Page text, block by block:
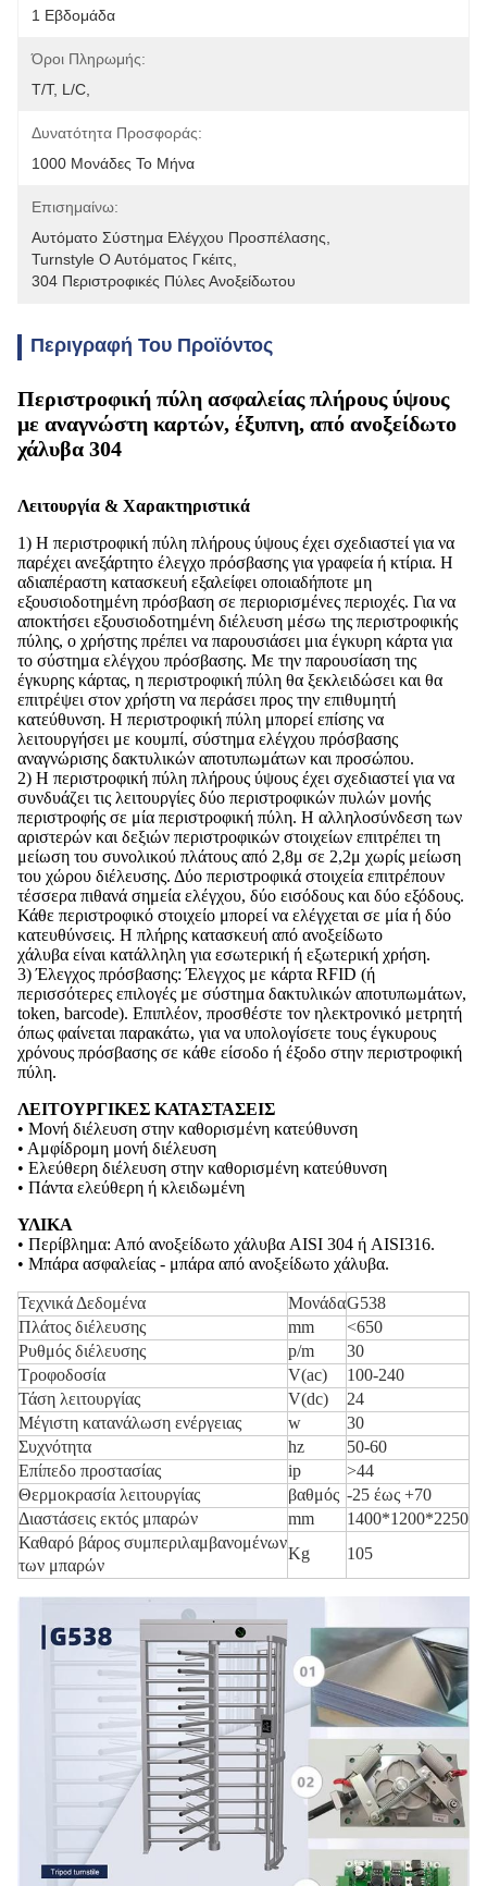
1 Εβδομάδα
Όροι Πληρωμής:
T/T, L/C,
Δυνατότητα Προσφοράς:
1000 Μονάδες Το Μήνα
Επισημαίνω:
Αυτόματο Σύστημα Ελέγχου Προσπέλασης
Turnstyle Ο Αυτόματος Γκέιτς
304 Περιστροφικές Πύλες Ανοξείδωτου
Περιγραφή Του Προϊόντος
Περιστροφική πύλη ασφαλείας πλήρους ύψους
με αναγνώστη καρτών, έξυπνη, από ανοξείδωτο
χάλυβα 304
Λειτουργία & Χαρακτηριστικά
1) Η περιστροφική πύλη πλήρους ύψους έχει σχεδιαστεί για να
παρέχει ανεξάρτητο έλεγχο πρόσβασης για γραφεία ή κτίρια. Η
αδιαπέραστη κατασκευή εξαλείφει οποιαδήποτε μη
εξουσιοδοτημένη πρόσβαση σε περιορισμένες περιοχές. Για να
αποκτήσει εξουσιοδοτημένη διέλευση μέσω της περιστροφικής
πύλης, ο χρήστης πρέπει να παρουσιάσει μια έγκυρη κάρτα για
το σύστημα ελέγχου πρόσβασης. Με την παρουσίαση της
έγκυρης κάρτας, η περιστροφική πύλη θα ξεκλειδώσει και θα
επιτρέψει στον χρήστη να περάσει προς την επιθυμητή
κατεύθυνση. Η περιστροφική πύλη μπορεί επίσης να
λειτουργήσει με κουμπί, σύστημα ελέγχου πρόσβασης
αναγνώρισης δακτυλικών αποτυπωμάτων και προσώπου.
2) Η περιστροφική πύλη πλήρους ύψους έχει σχεδιαστεί για να
συνδυάζει τις λειτουργίες δύο περιστροφικών πυλών μονής
περιστροφής σε μία περιστροφική πύλη. Η αλληλοσύνδεση των
αριστερών και δεξιών περιστροφικών στοιχείων επιτρέπει τη
μείωση του συνολικού πλάτους από 2,8μ σε 2,2μ χωρίς μείωση
του χώρου διέλευσης. Δύο περιστροφικά στοιχεία επιτρέπουν
τέσσερα πιθανά σημεία ελέγχου, δύο εισόδους και δύο εξόδους.
Κάθε περιστροφικό στοιχείο μπορεί να ελέγχεται σε μία ή δύο
κατευθύνσεις. Η πλήρης κατασκευή από ανοξείδωτο
χάλυβα είναι κατάλληλη για εσωτερική ή εξωτερική χρήση.
3) Έλεγχος πρόσβασης: Έλεγχος με κάρτα RFID (ή
περισσότερες επιλογές με σύστημα δακτυλικών αποτυπωμάτων,
token, barcode). Επιπλέον, προσθέστε τον ηλεκτρονικό μετρητή
όπως φαίνεται παρακάτω, για να υπολογίσετε τους έγκυρους
χρόνους πρόσβασης σε κάθε είσοδο ή έξοδο στην περιστροφική
πύλη.
ΛΕΙΤΟΥΡΓΙΚΕΣ ΚΑΤΑΣΤΑΣΕΙΣ
• Μονή διέλευση στην καθορισμένη κατεύθυνση
• Αμφίδρομη μονή διέλευση
• Ελεύθερη διέλευση στην καθορισμένη κατεύθυνση
• Πάντα ελεύθερη ή κλειδωμένη
ΥΛΙΚΑ
• Περίβλημα: Από ανοξείδωτο χάλυβα AISI 304 ή AISI316.
• Μπάρα ασφαλείας - μπάρα από ανοξείδωτο χάλυβα.
Τεχνικά Δεδομένα ΜονάδαG538
Πλάτος διέλευσης
mm
<650
Ρυθμός διέλευσης
p/m
30
Τροφοδοσία
V(ac)
100-240
Τάση λειτουργίας
V(dc)
24
Μέγιστη κατανάλωση ενέργειας
w
30
Συχνότητα
hz
50-60
Επίπεδο προστασίας
ip
>44
Θερμοκρασία λειτουργίας
βαθμός -25 έως +70
Διαστάσεις εκτός μπαρών
mm
1400*1200*2250
Καθαρό βάρος συμπεριλαμβανομένων
των μπαρών
Kg 105